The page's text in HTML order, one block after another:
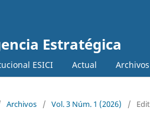
Estratégica
ESICI Actual Archivos
Archivos / Vol. 3 Núm. 1 (2026) /